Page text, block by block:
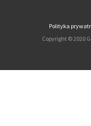
Polityka
Copyright © 2020